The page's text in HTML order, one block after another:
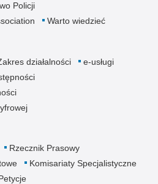
Policji
Warto wiedzieć
działalności
e-usługi
Rzecznik Prasowy
Komisariaty Specjalistyczne